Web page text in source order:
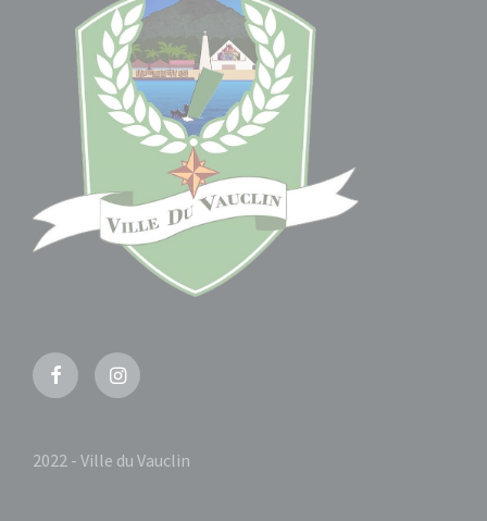
FacebookInstagram
2022 - Ville du Vauclin